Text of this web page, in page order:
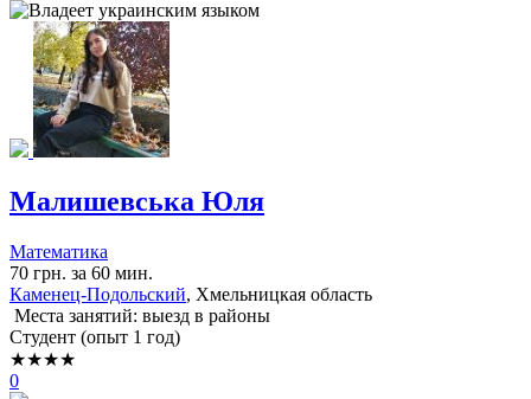
Малишевська Юля
Математика
70 грн. за 60 мин.
Каменец-Подольский, Хмельницкая область
Места занятий: выезд в районы
Cтудент (опыт 1 год)
★★★★
0